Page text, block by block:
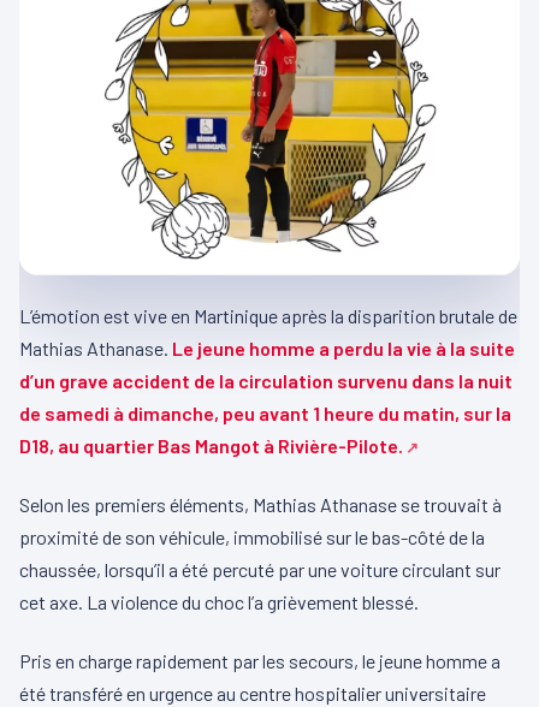
L’émotion est vive en Martinique après la disparition brutale de
Mathias Athanase. Le jeune homme a perdu la vie à la suite
d’un grave accident de la circulation survenu dans la nuit
de samedi à dimanche, peu avant 1 heure du matin, sur la
D18, au quartier Bas Mangot à Rivière-Pilote.
Selon les premiers éléments, Mathias Athanase se trouvait à
proximité de son véhicule, immobilisé sur le bas-côté de la
chaussée, lorsqu’il a été percuté par une voiture circulant sur
cet axe. La violence du choc l’a grièvement blessé.
Pris en charge rapidement par les secours, le jeune homme a
été transféré en urgence au centre hospitalier universitaire